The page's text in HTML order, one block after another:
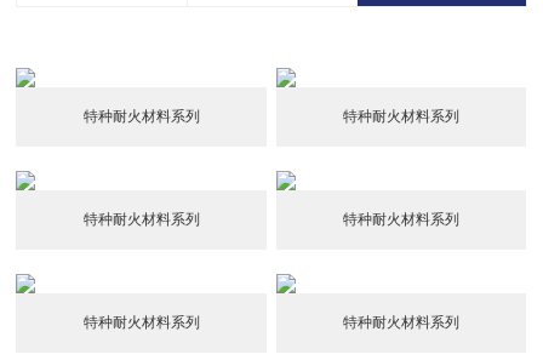
特种耐火材料系列 特种耐火材料系列
特种耐火材料系列 特种耐火材料系列
特种耐火材料系列 特种耐火材料系列